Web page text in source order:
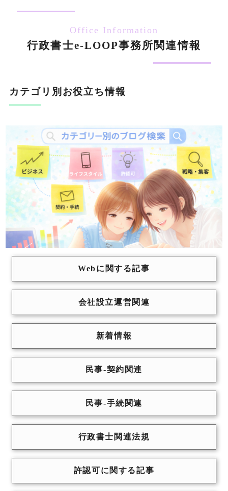
Office Information
行政書士e-LOOP事務所関連情報
カテゴリ別お役立ち情報
Webに関する記事
会社設立運営関連
新着情報
民事-契約関連
民事-手続関連
行政書士関連法規
許認可に関する記事